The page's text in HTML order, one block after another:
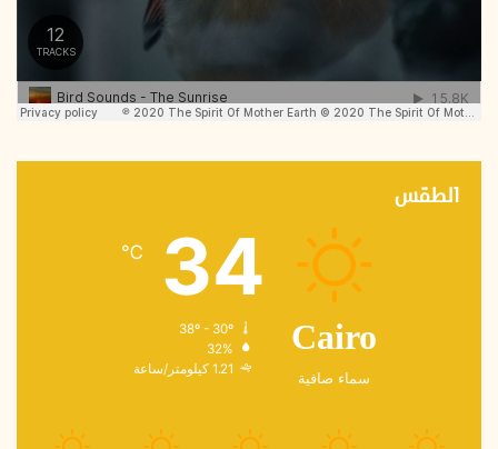
الطقس
Cairo
سماء صافية
34
℃
32%
1.21 كيلومتر/ساعة